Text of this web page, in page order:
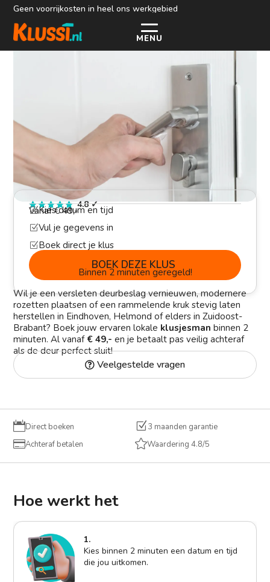
Geen voorrijkosten in heel ons werkgebied
MENU
Deurklink laten monteren
Vanaf € 49,-
4.8✓
ZKies datum en tijd
ZVul je gegevens in
ZBoek direct je klus
BOEK DEZE KLUS
Binnen 2 minuten geregeld!
Wil je een versleten deurbeslag vernieuwen, modernere
rozetten plaatsen of een rammelende kruk stevig laten
herstellen in Eindhoven, Helmond of elders in Zuidoost-
Brabant? Boek jouw ervaren lokale klusjesman binnen 2
minuten. Al vanaf € 49,- en je betaalt pas veilig achteraf
als de deur perfect sluit!
Veelgestelde vragen
Direct boeken Z3 maanden garantie
Achteraf betalen Waardering 4.8/5
Hoe werkt het
1.
Kies binnen 2 minuten een datum en tijd
die jou uitkomen.